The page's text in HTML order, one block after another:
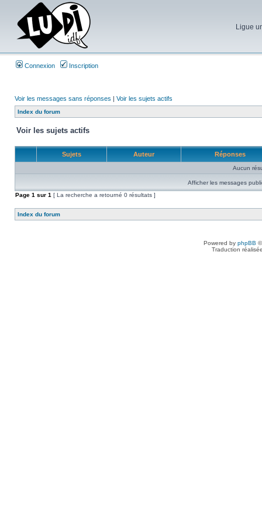
Ligue
Connexion Inscription
Voir les messages sans réponses | Voir les sujets actifs
Index du forum
Voir les sujets actifs
Sujets Auteur Réponses
Aucun
Afficher les messages
Page 1 sur 1 [ La recherche a retourné 0 résultats ]
Index du forum
Powered by phpBB
Traduction